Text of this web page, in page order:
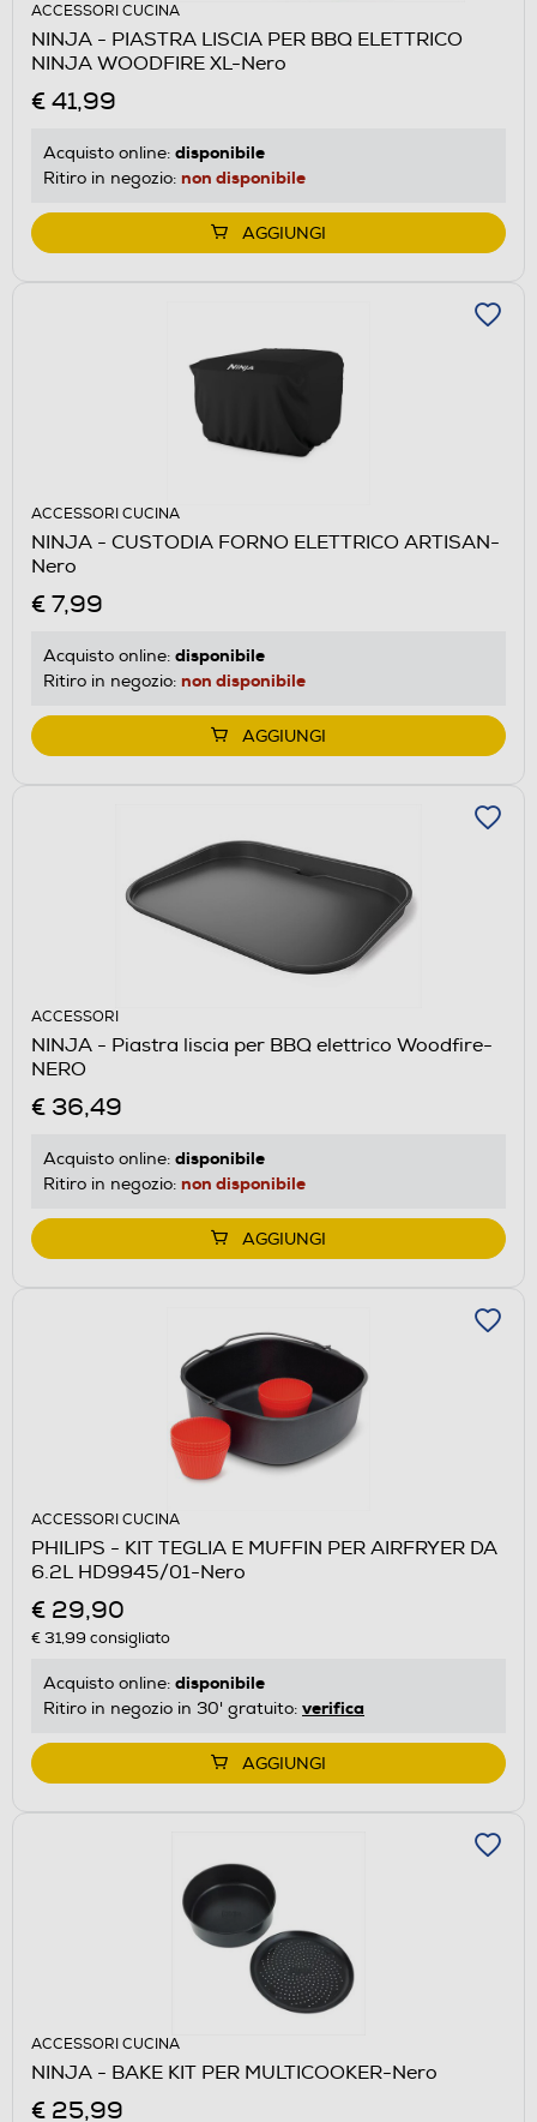
ACCESSORI CUCINA
NINJA - PIASTRA LISCIA PER BBQ ELETTRICO
NINJA WOODFIRE XL-Nero
€ 41,99
Acquisto online: disponibile
Ritiro in negozio: non disponibile
AGGIUNGI
ACCESSORI CUCINA
NINJA - CUSTODIA FORNO ELETTRICO ARTISAN-
Nero
€ 7,99
Acquisto online: disponibile
Ritiro in negozio: non disponibile
AGGIUNGI
ACCESSORI
NINJA - Piastra liscia per BBQ elettrico Woodfire-
NERO
€ 36,49
Acquisto online: disponibile
Ritiro in negozio: non disponibile
AGGIUNGI
ACCESSORI CUCINA
PHILIPS - KIT TEGLIA E MUFFIN PER AIRFRYER DA
6.2L HD9945/01-Nero
€ 29,90
€ 31,99 consigliato
Acquisto online: disponibile
Ritiro in negozio in 30' gratuito: verifica
AGGIUNGI
ACCESSORI CUCINA
NINJA - BAKE KIT PER MULTICOOKER-Nero
€ 25,99